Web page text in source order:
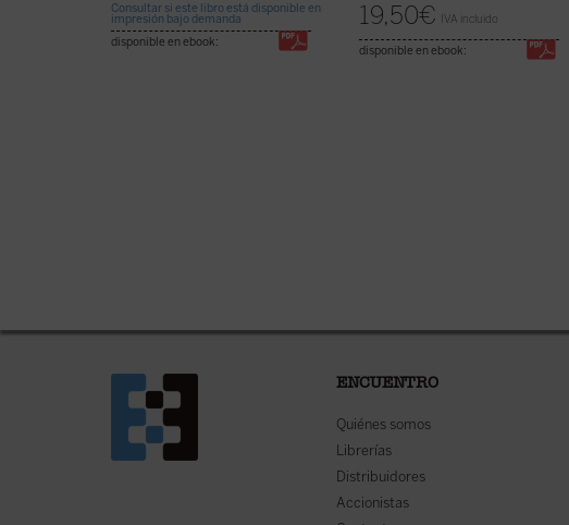
Consultar si este libro está disponible en
impresión bajo demanda
disponible en ebook:
19,50€ IVA incluido
disponible en ebook:
ENCUENTRO
Quiénes somos
Librerías
Distribuidores
Accionistas